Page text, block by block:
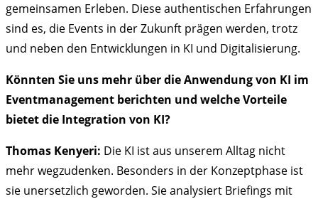
gemeinsamen Erleben. Diese authentischen Erfahrungen
sind es, die Events in der Zukunft prägen werden, trotz
und neben den Entwicklungen in KI und Digitalisierung.
Könnten Sie uns mehr über die Anwendung von KI im
Eventmanagement berichten und welche Vorteile
bietet die Integration von KI?
Thomas Kenyeri: Die KI ist aus unserem Alltag nicht
mehr wegzudenken. Besonders in der Konzeptphase ist
sie unersetzlich geworden. Sie analysiert Briefings mit